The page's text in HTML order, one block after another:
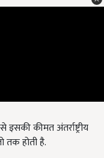
कीमत अंतर्राष्ट्रीय
तक होती है.